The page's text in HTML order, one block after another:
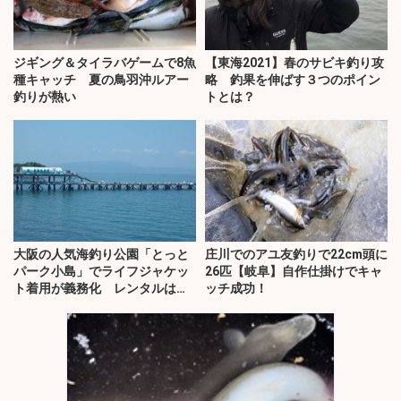
ジギング＆タイラバゲームで8魚
種キャッチ 夏の鳥羽沖ルアー
釣りが熱い
【東海2021】春のサビキ釣り攻
略 釣果を伸ばす３つのポイン
トとは？
大阪の人気海釣り公園「とっと
パーク小島」でライフジャケッ
ト着用が義務化 レンタルはオ
庄川でのアユ友釣りで22cm頭に
26匹【岐阜】自作仕掛けでキャ
ッチ成功！